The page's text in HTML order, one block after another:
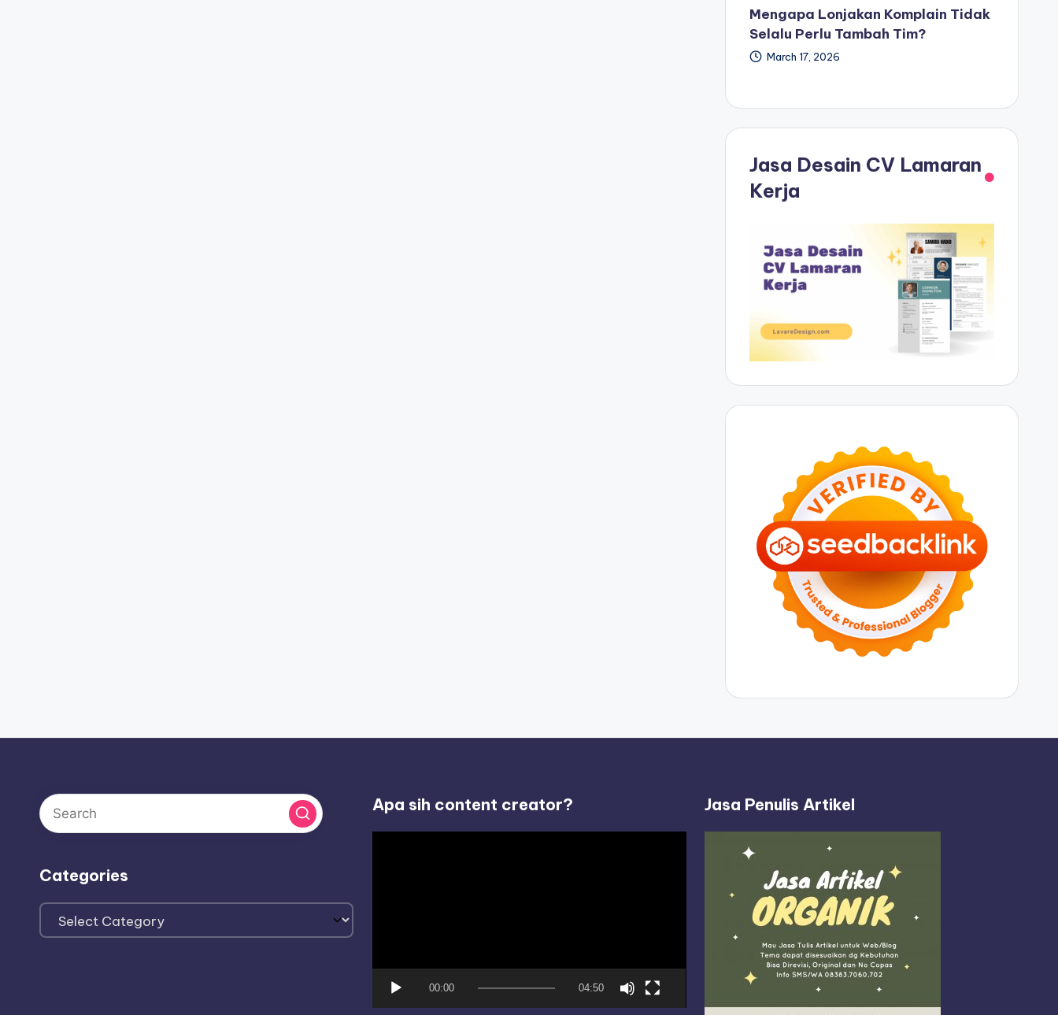
Mengapa Lonjakan Komplain Tidak
Selalu Perlu Tambah Tim?
March 17, 2026
Jasa Desain CV Lamaran
Kerja
Categories
Categories
Apa sih content creator?
00:00 04:50
Jasa Penulis Artikel